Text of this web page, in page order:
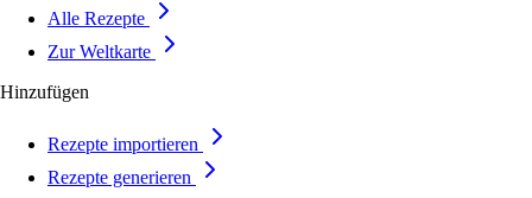
Alle Rezepte
Zur Weltkarte
Hinzufügen
Rezepte importieren
Rezepte generieren